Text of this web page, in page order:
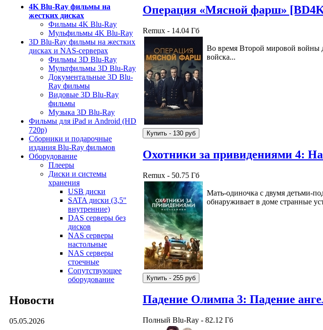
4K Blu-Ray фильмы на
жестких дисках
Фильмы 4K Blu-Ray
Мульфильмы 4K Blu-Ray
3D Blu-Ray фильмы на жестких
дисках и NAS-серверах
Фильмы 3D Blu-Ray
Мультфильмы 3D Blu-Ray
Документальные 3D Blu-
Ray фильмы
Видовые 3D Blu-Ray
фильмы
Музыка 3D Blu-Ray
Фильмы для iPad и Android (HD
720p)
Сборники и подарочные
издания Blu-Ray фильмов
Оборудование
Плееры
Диски и системы
хранения
USB диски
SATA диски (3,5"
внутренние)
DAS серверы без
дисков
NAS серверы
настольные
NAS серверы
стоечные
Сопутствующее
оборудование
Новости
05.05.2026
Операция «Мясной фарш»
Remux - 14.04 Гб
Во время Второй мировой войны
войска...
Охотники за привидениями 4:
Remux - 50.75 Гб
Мать-одиночка с двумя детьми-
обнаруживает в доме странные
Падение Олимпа 3: Падение
Полный Blu-Ray - 82.12 Гб